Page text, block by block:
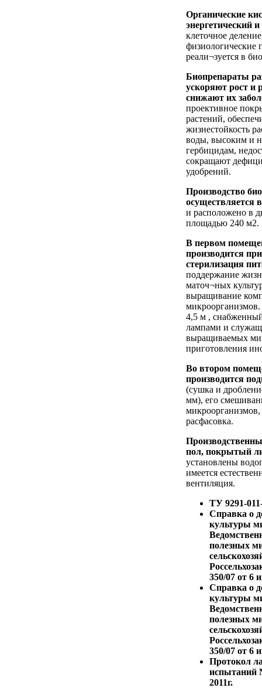
Органические
энергетический
клеточное
физиологические
реали¬зуется в
Биопрепараты
ускоряют рост и
снижают их
проективное
растений,
жизнестойкость
воды, высоким и
гербицидам,
сокращают
удобрений.
Производство
осуществляется
и расположено в
площадью 240 м2.
В первом
производится
стерилизация
поддержание
маточ¬ных
выращивание
4,5 м ,
лампами и
выращиваемых
приготовления
Во втором
производится
(сушка и
мм), его
расфасовка.
пол, покрытый
установлены
имеется
вентиляция.
ТУ 9291-
Справка о
культуры
полезных
350/07 от 6
Справка о
культуры
полезных
350/07 от 6
Протокол
испытаний
2011г.